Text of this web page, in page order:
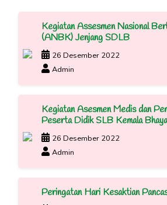
Kegiatan Assesmen Nasional
(ANBK) Jenjang SDLB
26 Desember 2022
Admin
Kegiatan Asesmen Medis dan
Peserta Didik SLB Kemala
26 Desember 2022
Admin
Peringatan Hari Kesaktian